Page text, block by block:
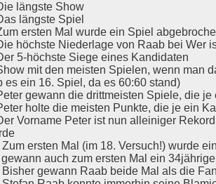
längste Show
längste Spiel
ersten Mal wurde ein Spiel
höchste Niederlage von Raab bei Wer
5-höchste Siege eines Kandidaten
mit den meisten Spielen, wenn man
es ein 16. Spiel, da es 60:60 stand)
gewann die drittmeisten Spiele, die
holte die meisten Punkte, die je ein
Vorname Peter ist nun alleiniger
Zum ersten Mal (im 18. Versuch!) wurde
gewann auch zum ersten Mal ein
Bisher gewann Raab beide Mal als die